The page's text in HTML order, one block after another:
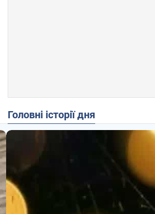
Головні історії дня